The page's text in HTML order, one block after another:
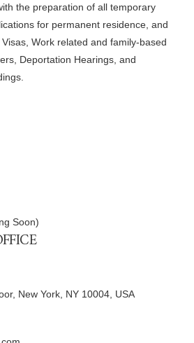
the preparation of all temporary
for permanent residence, and
Work related and family-based
Deportation Hearings, and
Soon)
New York, NY 10004, USA